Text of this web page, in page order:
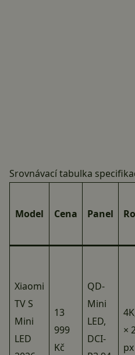
Srovnávací tabulka
Model Cena Panel
Xiaomi
TV S
Mini
LED
13
999
Kč
QD-
Mini
LED,
DCI-
×
px